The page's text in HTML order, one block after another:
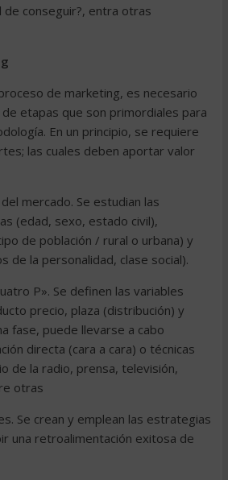
conseguir?, entra otras
de marketing, es necesario
etapas que son primordiales para
En un principio, se requiere
las cuales deben aportar valor
mercado. Se estudian las
(edad, sexo, estado civil),
de población / rural o urbana) y
de la personalidad, clase social).
P». Se definen las variables
precio, plaza (distribución) y
fase, puede llevarse a cabo
directa (cara a cara) o técnicas
de la radio, prensa, televisión,
otras
Se crean y emplean las estrategias
una retroalimentación exitosa de